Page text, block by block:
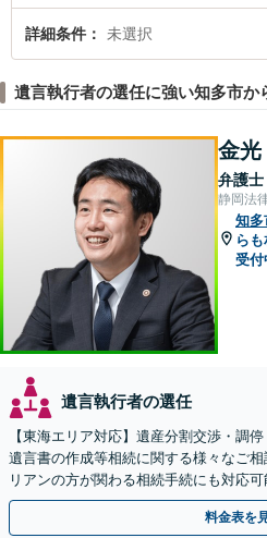
詳細条件 未選択
遺言執行者の選任に強い知多市か
金光
弁護士
静岡法
知多
ら
受付
遺言執行者の選任
【東海エリア対応】遺産分割交渉・調
遺言書の作成等相続に関する様々なご
リアンの方が関わる相続手続にも対応
決を特に意識しています。
料金表を